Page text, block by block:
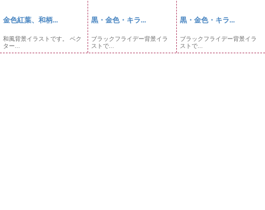
金色紅葉、和柄...
和風背景イラストです。 ベク
ター...
黒・金色・キラ...
ブラックフライデー背景イラ
ストで...
黒・金色・キラ...
ブラックフライデー背景イラ
ストで...